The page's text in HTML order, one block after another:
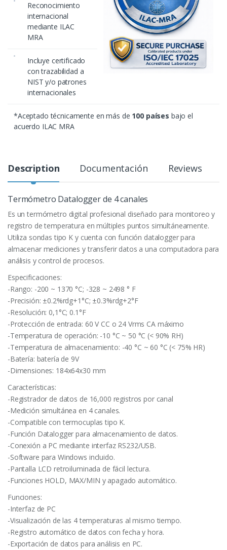
Reconocimiento
internacional
mediante ILAC
MRA
Incluye certificado
con trazabilidad a
NIST y/o patrones
internacionales
*Aceptado técnicamente en más de 100 países bajo el
acuerdo ILAC MRA
Description Documentación Reviews
Termómetro Datalogger de 4 canales
Es un termómetro digital profesional diseñado para monitoreo y
registro de temperatura en múltiples puntos simultáneamente.
Utiliza sondas tipo K y cuenta con función datalogger para
almacenar mediciones y transferir datos a una computadora para
análisis y control de procesos.
Especificaciones:
-Rango: -200 ~ 1370 °C; -328 ~ 2498 ° F
-Precisión: ±0.2%rdg+1°C; ±0.3%rdg+2°F
-Resolución: 0,1°C; 0.1°F
-Protección de entrada: 60 V CC o 24 Vrms CA máximo
-Temperatura de operación: -10 °C ~ 50 °C (< 90% RH)
-Temperatura de almacenamiento: -40 °C ~ 60 °C (< 75% HR)
-Batería: batería de 9V
-Dimensiones: 184x64x30 mm
Características:
-Registrador de datos de 16,000 registros por canal
-Medición simultánea en 4 canales.
-Compatible con termocuplas tipo K.
-Función Datalogger para almacenamiento de datos.
-Conexión a PC mediante interfaz RS232/USB.
-Software para Windows incluido.
-Pantalla LCD retroiluminada de fácil lectura.
-Funciones HOLD, MAX/MIN y apagado automático.
Funciones:
-Interfaz de PC
-Visualización de las 4 temperaturas al mismo tiempo.
-Registro automático de datos con fecha y hora.
-Exportación de datos para análisis en PC.